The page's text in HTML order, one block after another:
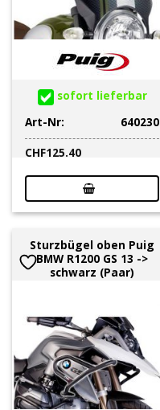
sofort lieferbar
Art-Nr:
640230
CHF125.40
Sturzbügel oben Puig
BMW R1200 GS 13 ->
schwarz (Paar)